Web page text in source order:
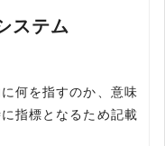
ステム
何を指すのか、意味
指標となるため記載